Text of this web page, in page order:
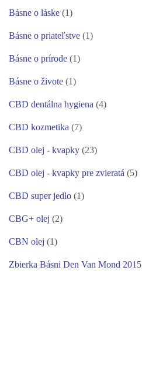
Básne o láske (1)
Básne o priateľstve (1)
Básne o prírode (1)
Básne o živote (1)
CBD dentálna hygiena (4)
CBD kozmetika (7)
CBD olej - kvapky (23)
CBD olej - kvapky pre zvieratá (5)
CBD super jedlo (1)
CBG+ olej (2)
CBN olej (1)
Zbierka Básni Den Van Mond 2015